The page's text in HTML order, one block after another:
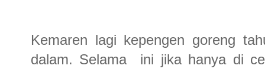
Kemaren lagi kepengen goreng
dalam. Selama ini jika hanya di